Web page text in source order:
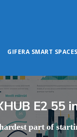
GIFERA SMART
E2 55
part of